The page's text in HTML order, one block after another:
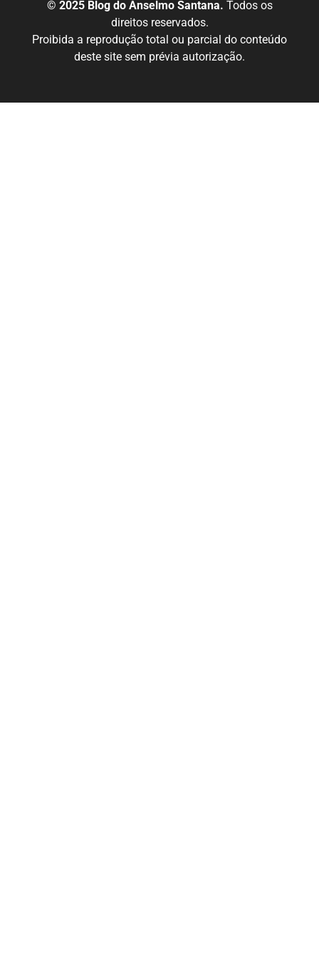
© 2025 Blog do Anselmo Santana. Todos os
direitos reservados.
Proibida a reprodução total ou parcial do conteúdo
deste site sem prévia autorização.